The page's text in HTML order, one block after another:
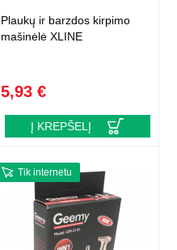
Plaukų ir barzdos kirpimo
mašinėlė XLINE
5,93 €
Į KREPŠELĮ
Tik internetu